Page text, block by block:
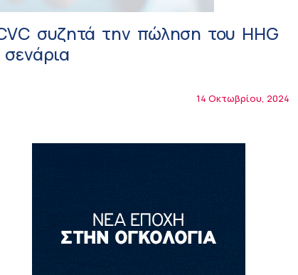
συζητά την πώληση του HHG
14 Οκτωβρίου, 2024